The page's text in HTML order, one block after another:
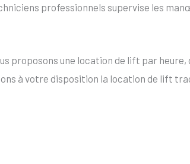
professionnels supervise les
proposons une location de lift par heure,
à votre disposition la location de lift